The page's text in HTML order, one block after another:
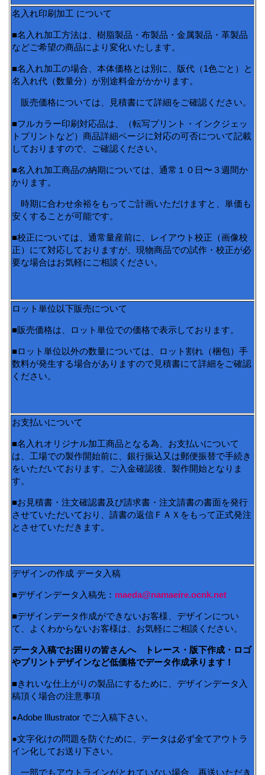
名入れ印刷加工 について
■名入れ加工方法は、樹脂製品・布製品・金属製品・革製品
などご希望の商品により変化いたします。
■名入れ加工の場合、本体価格とは別に、版代（1色ごと）と
名入れ代（数量分）が別途料金がかかります。
販売価格については、見積書にて詳細をご確認ください。
■フルカラー印刷対応品は、（転写プリント・インクジェッ
トプリントなど）商品詳細ページに対応の可否について記載
しておりますので、ご確認ください。
■名入れ加工商品の納期については、通常１０日〜３週間か
かります。
時期に合わせ余裕をもってご計画いただけますと、単価も
安くすることが可能です。
■校正については、通常量産前に、レイアウト校正（画像校
正）にて対応しておりますが、現物商品での試作・校正が必
要な場合はお気軽にご相談ください。
ロット単位以下販売について
■販売価格は、ロット単位での価格で表示しております。
■ロット単位以外の数量については、ロット割れ（梱包）手
数料が発生する場合がありますので見積書にて詳細をご確認
ください。
お支払いについて
■名入れオリジナル加工商品となる為、お支払いについて
は、工場での製作開始前に、銀行振込又は郵便振替で手続き
をいただいております。ご入金確認後、製作開始となりま
す。
■お見積書・注文確認書及び請求書・注文請書の書面を発行
させていただいており、請書の返信ＦＡＸをもって正式発注
とさせていただきます。
デザインの作成 データ入稿
■デザインデータ入稿先： maeda@namaeire.ocnk.net
■デザインデータ作成ができないお客様、デザインについ
て、よくわからないお客様は、お気軽にご相談ください。
データ入稿でお困りの皆さんへ トレース・版下作成・ロゴ
やプリントデザインなど低価格でデータ作成承ります！
■きれいな仕上がりの製品にするために、デザインデータ入
稿頂く場合の注意事項
●Adobe Illustrator でご入稿下さい。
●文字化けの問題を防ぐために、データは必ず全てアウトラ
イン化してお送り下さい。
一部でもアウトラインがとれていない場合、再送いただき